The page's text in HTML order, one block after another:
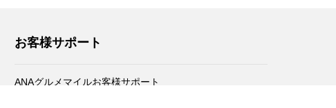
お客様サポート
ANAグルメマイルお客様サポート